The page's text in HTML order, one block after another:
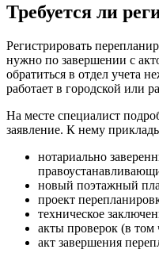
Требуется ли
Регистрировать
нужно по завершении с
обратиться в отдел учета
работает в городской или
На месте специалист
заявление. К нему
нотариально
новый поэтажный
проект
техническое
акты проверок (в
акт завершения